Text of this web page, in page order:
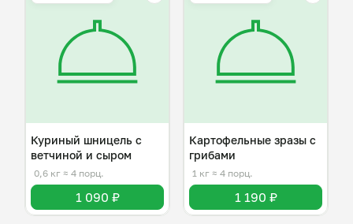
Куриный шницель с
ветчиной и сыром
0,6 кг ≈ 4 порц.
1 090 ₽
Картофельные зразы с
грибами
1 кг ≈ 4 порц.
1 190 ₽